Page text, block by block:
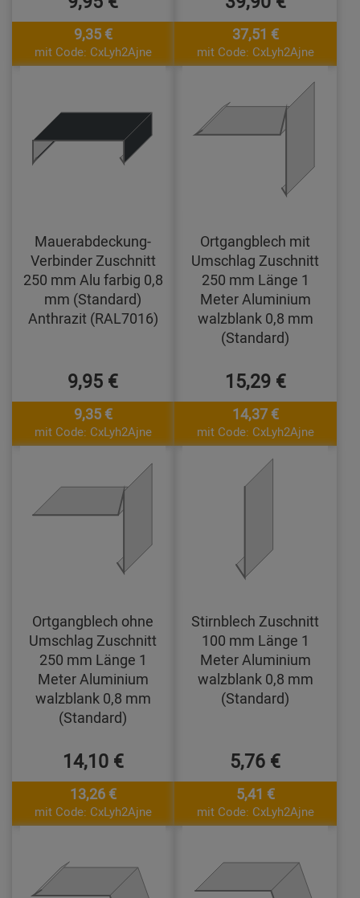
9,35 €
mit Code: CxLyh2Ajne
37,51 €
mit Code: CxLyh2Ajne
Mauerabdeckung-
Verbinder Zuschnitt
250 mm Alu farbig 0,8
mm (Standard)
Anthrazit (RAL7016)
9,95 €
9,35 €
mit Code: CxLyh2Ajne
Ortgangblech mit
Umschlag Zuschnitt
250 mm Länge 1
Meter Aluminium
walzblank 0,8 mm
(Standard)
15,29 €
14,37 €
mit Code: CxLyh2Ajne
Ortgangblech ohne
Umschlag Zuschnitt
250 mm Länge 1
Meter Aluminium
walzblank 0,8 mm
(Standard)
14,10 €
13,26 €
mit Code: CxLyh2Ajne
Stirnblech Zuschnitt
100 mm Länge 1
Meter Aluminium
walzblank 0,8 mm
(Standard)
5,76 €
5,41 €
mit Code: CxLyh2Ajne